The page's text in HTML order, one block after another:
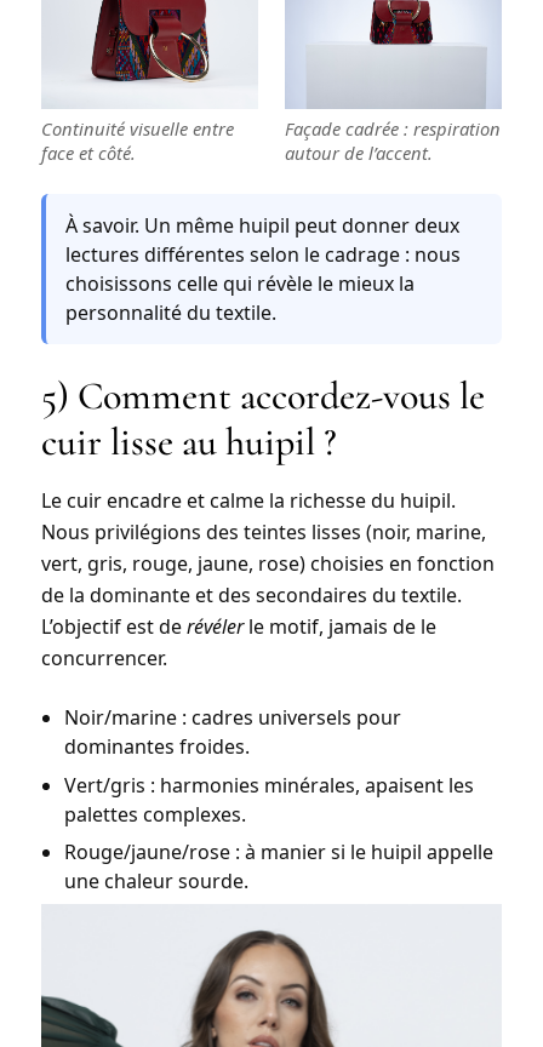
Continuité visuelle entre
face et côté.
Façade cadrée : respiration
autour de l’accent.
À savoir. Un même huipil peut donner deux
lectures différentes selon le cadrage : nous
choisissons celle qui révèle le mieux la
personnalité du textile.
5) Comment accordez-vous le
cuir lisse au huipil ?
Le cuir encadre et calme la richesse du huipil.
Nous privilégions des teintes lisses (noir, marine,
vert, gris, rouge, jaune, rose) choisies en fonction
de la dominante et des secondaires du textile.
L’objectif est derévélerle motif, jamais de le
concurrencer.
Noir/marine : cadres universels pour
dominantes froides.
Vert/gris : harmonies minérales, apaisent les
palettes complexes.
Rouge/jaune/rose : à manier si le huipil appelle
une chaleur sourde.